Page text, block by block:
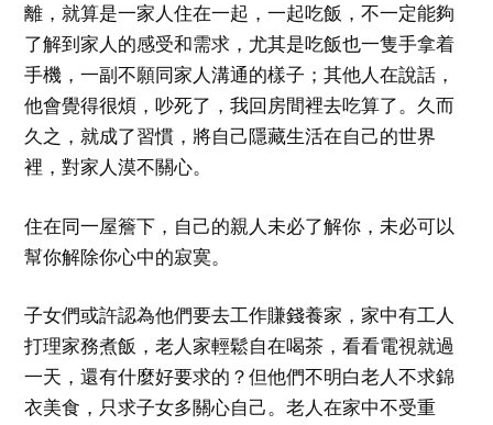
離，就算是一家人住在一起，一起吃飯，不一定能夠
了解到家人的感受和需求，尤其是吃飯也一隻手拿着
手機，一副不願同家人溝通的樣子；其他人在說話，
他會覺得很煩，吵死了，我回房間裡去吃算了。久而
久之，就成了習慣，將自己隱藏生活在自己的世界
裡，對家人漠不關心。
住在同一屋簷下，自己的親人未必了解你，未必可以
幫你解除你心中的寂寞。
子女們或許認為他們要去工作賺錢養家，家中有工人
打理家務煮飯，老人家輕鬆自在喝茶，看看電視就過
一天，還有什麼好要求的？但他們不明白老人不求錦
衣美食，只求子女多關心自己。老人在家中不受重